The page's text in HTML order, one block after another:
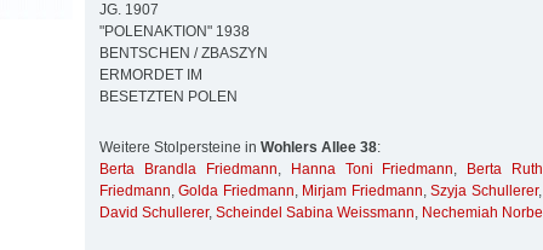
JG. 1907
"POLENAKTION" 1938
BENTSCHEN / ZBASZYN
ERMORDET IM
BESETZTEN POLEN
Weitere Stolpersteine in Wohlers Allee 38:
Berta Brandla Friedmann, Hanna Toni Friedmann,
Berta
Friedmann,Golda Friedmann, Mirjam Friedmann,Szyja Schullerer
David Schullerer, Scheindel Sabina Weissmann, Nechemiah